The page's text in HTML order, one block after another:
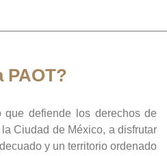
PAOT?
que defiende los derechos de
Ciudad de México, a disfrutar
y un territorio ordenado